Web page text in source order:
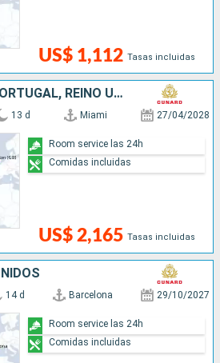
US$ 1,112 Tasas incluidas
ESTADOS UNIDOS, PORTUGAL, REINO UNIDO
13 d Miami 27/04/2028
US$ 2,165 Tasas incluidas
Room service las 24h
Comidas incluidas
14 d Barcelona 29/10/2027
Room service las 24h
Comidas incluidas